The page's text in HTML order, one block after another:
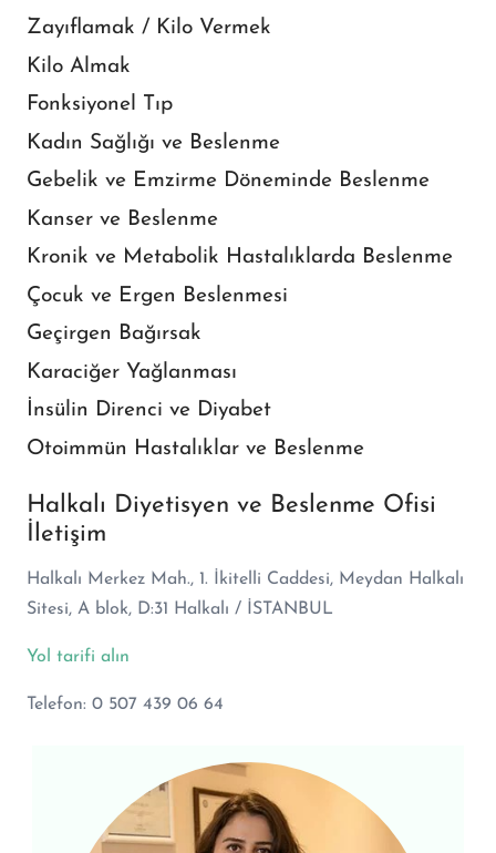
Zayıflamak / Kilo Vermek
Kilo Almak
Fonksiyonel Tıp
Kadın Sağlığı ve Beslenme
Gebelik ve Emzirme Döneminde Beslenme
Kanser ve Beslenme
Kronik ve Metabolik Hastalıklarda Beslenme
Çocuk ve Ergen Beslenmesi
Geçirgen Bağırsak
Karaciğer Yağlanması
İnsülin Direnci ve Diyabet
Otoimmün Hastalıklar ve Beslenme
Halkalı Diyetisyen ve Beslenme Ofisi
İletişim
Halkalı Merkez Mah., 1. İkitelli Caddesi, Meydan Halkalı
Sitesi, A blok, D:31 Halkalı / İSTANBUL
Yol tarifi alın
Telefon: 0 507 439 06 64